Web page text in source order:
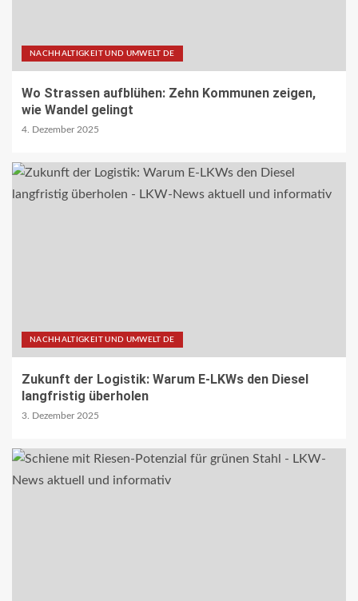
NACHHALTIGKEIT UND UMWELT DE
Wo Strassen aufblühen: Zehn Kommunen zeigen,
wie Wandel gelingt
4. Dezember 2025
NACHHALTIGKEIT UND UMWELT DE
Zukunft der Logistik: Warum E-LKWs den Diesel
langfristig überholen
3. Dezember 2025